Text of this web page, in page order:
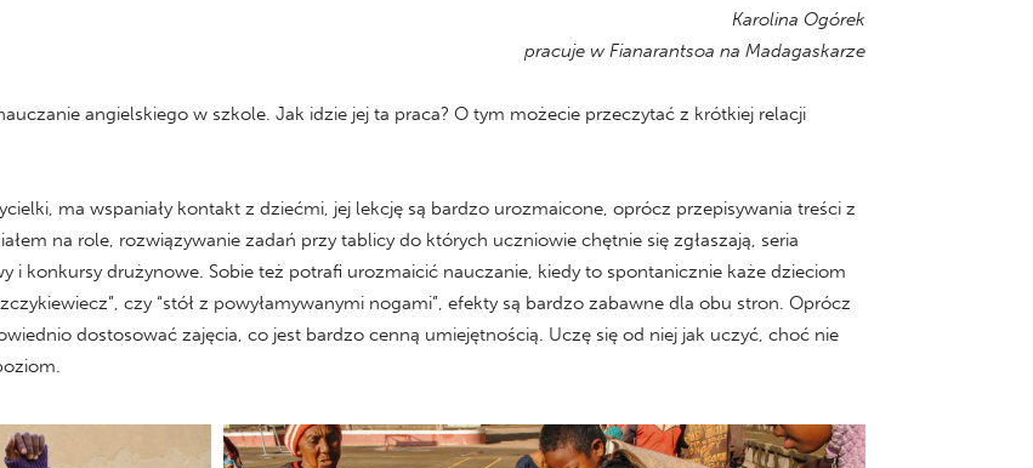
Karolina Ogórek
pracuje w Fianarantsoa na Madagaskarze
angielskiego w szkole. Jak idzie jej ta praca? O tym możecie przeczytać z krótkiej relacji
ma wspaniały kontakt z dziećmi, jej lekcję są bardzo urozmaicone, oprócz przepisywania treści z
na role, rozwiązywanie zadań przy tablicy do których uczniowie chętnie się zgłaszają, seria
i konkursy drużynowe. Sobie też potrafi urozmaicić nauczanie, kiedy to spontanicznie każe dzieciom
czy “stół z powyłamywanymi nogami”, efekty są bardzo zabawne dla obu stron. Oprócz
dostosować zajęcia, co jest bardzo cenną umiejętnością. Uczę się od niej jak uczyć, choć nie